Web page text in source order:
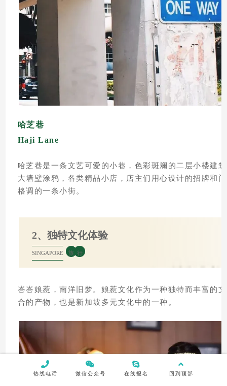
哈芝巷
Haji Lane
哈芝巷是一条文艺可爱的小巷，色彩斑斓的二层小楼建
大墙壁涂鸦，各类精品小店，店主们用心设计的招牌和
格调的一条小街。
2、独特文化体验
SINGAPORE 旅 行
峇峇娘惹，南洋旧梦。娘惹文化作为一种独特而丰富的
合的产物，也是新加坡多元文化中的一种。
热线电话 微信公众号 在线报名 回到顶部